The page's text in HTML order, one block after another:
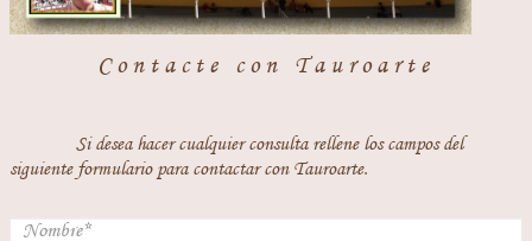
Contacte con Tauroarte
Si desea hacer cualquier consulta rellene los campos del
siguiente formulario para contactar con Tauroarte.